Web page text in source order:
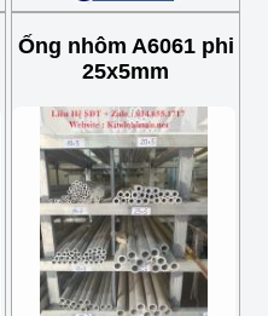
Ống nhôm A6061 phi
25x5mm